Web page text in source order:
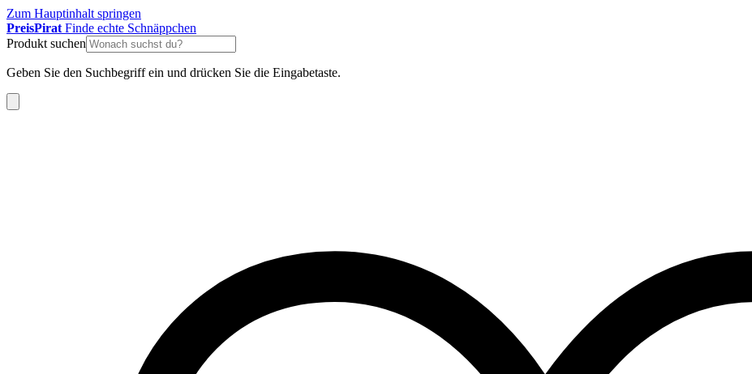
Zum Hauptinhalt springen
PreisPirat Finde echte Schnäppchen
Produkt suchen
Geben Sie den Suchbegriff ein und drücken Sie die Eingabetaste.